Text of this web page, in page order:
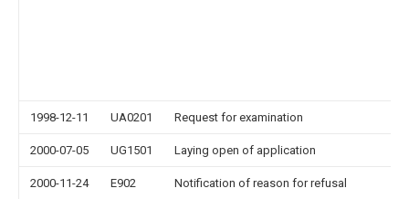
1998-12-11 UA0201 Request for examination
2000-07-05 UG1501 Laying open of application
2000-11-24 E902 Notification of reason for refusal